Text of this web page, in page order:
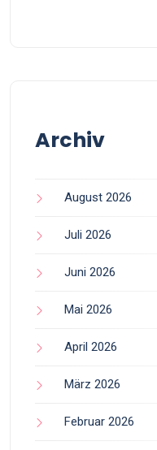
Archiv
August 2026
Juli 2026
Juni 2026
Mai 2026
April 2026
März 2026
Februar 2026